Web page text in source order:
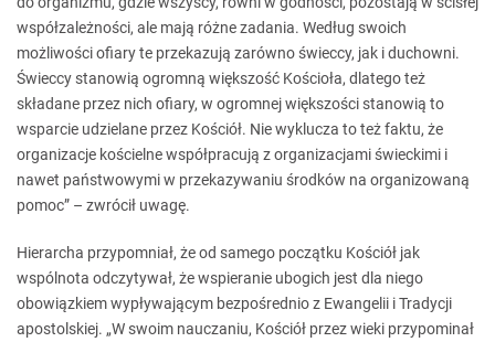
współzależności, ale mają różne zadania. Według swoich
możliwości ofiary te przekazują zarówno świeccy, jak i duchowni.
Świeccy stanowią ogromną większość Kościoła, dlatego też
składane przez nich ofiary, w ogromnej większości stanowią to
wsparcie udzielane przez Kościół. Nie wyklucza to też faktu, że
organizacje kościelne współpracują z organizacjami świeckimi i
nawet państwowymi w przekazywaniu środków na organizowaną
pomoc” – zwrócił uwagę.
Hierarcha przypomniał, że od samego początku Kościół jak
wspólnota odczytywał, że wspieranie ubogich jest dla niego
obowiązkiem wypływającym bezpośrednio z Ewangelii i Tradycji
apostolskiej. „W swoim nauczaniu, Kościół przez wieki przypominał